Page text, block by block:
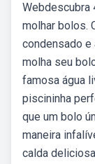
Webdescubra
molhar bolos.
condensado e
molha seu
famosa água
piscininha
que um bolo
maneira
calda